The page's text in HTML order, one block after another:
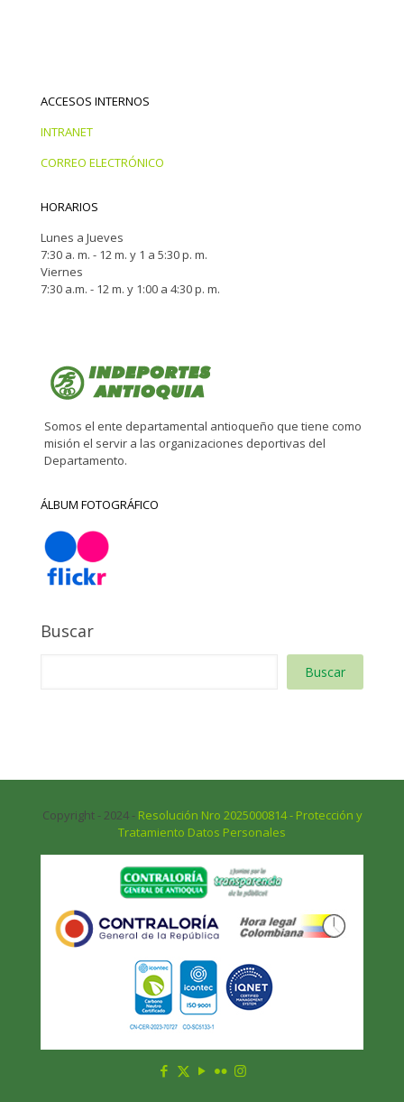
ACCESOS INTERNOS
INTRANET
CORREO ELECTRÓNICO
HORARIOS
Lunes a Jueves
7:30 a. m. - 12 m. y 1 a 5:30 p. m.
Viernes
7:30 a.m. - 12 m. y 1:00 a 4:30 p. m.
Somos el ente departamental antioqueño que tiene como
misión el servir a las organizaciones deportivas del
Departamento.
ÁLBUM FOTOGRÁFICO
Buscar
Buscar
Copyright - 2024 - Resolución Nro 2025000814 - Protección y
Tratamiento Datos Personales